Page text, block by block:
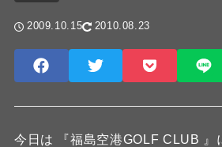
2009.10.15 2010.08.23
今日は 『福島空港GOLF CLUB 』